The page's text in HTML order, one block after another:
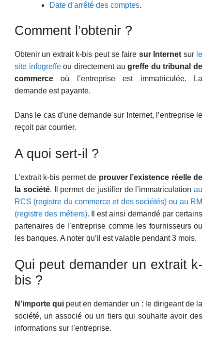
Date d’arrêté des comptes.
Comment l’obtenir ?
Obtenir un extrait k-bis peut se faire sur Internet sur le
site infogreffeou directement augreffe du tribunal de
commerce où l’entreprise est immatriculée. La
demande est payante.
Dans le cas d’une demande sur Internet, l’entreprise le
reçoit par courrier.
A quoi sert-il ?
L’extrait k-bis permet de prouver l’existence réelle de
la société. Il permet de justifier de l’immatriculation au
RCS (registre du commerce et des sociétés) ou au RM
(registre des métiers). Il est ainsi demandé par certains
partenaires de l’entreprise comme les fournisseurs ou
les banques. A noter qu’il est valable pendant 3 mois.
Qui peut demander un extrait k-
bis ?
N’importe qui peut en demander un : le dirigeant de la
société, un associé ou un tiers qui souhaite avoir des
informations sur l’entreprise.